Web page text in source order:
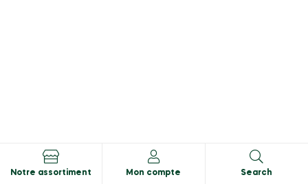
Notre assortiment Mon compte Search